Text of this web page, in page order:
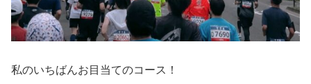
私のいちばんお目当てのコース！